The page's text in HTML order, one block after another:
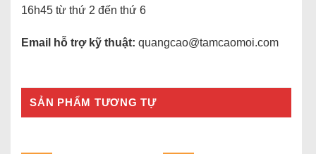
16h45 từ thứ 2 đến thứ 6
Email hỗ trợ kỹ thuật: quangcao@tamcaomoi.com
SẢN PHẨM TƯƠNG TỰ